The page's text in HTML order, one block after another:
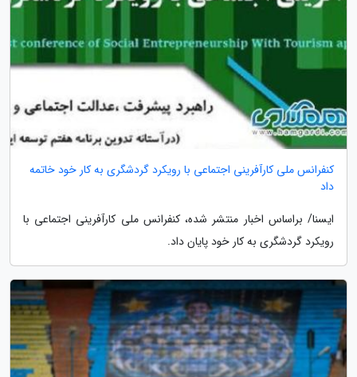
کنفرانس ملی کارآفرینی اجتماعی با رویکرد گردشگری به کار خود خاتمه
داد
ایسنا/ براساس اخبار منتشر شده، کنفرانس ملی کارآفرینی اجتماعی با
رویکرد گردشگری به کار خود پایان داد.